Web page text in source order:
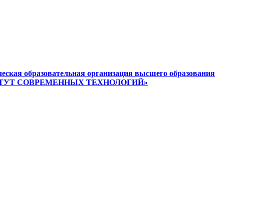
образовательная организация высшего образования
СОВРЕМЕННЫХ ТЕХНОЛОГИЙ»